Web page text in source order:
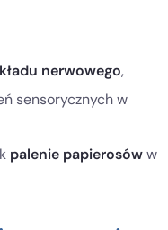
nerwowego,
sensorycznych w
palenie papierosóww